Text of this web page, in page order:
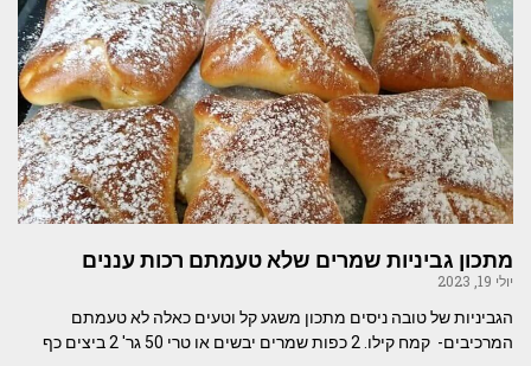
מתכון גביניות שמרים שלא טעמתם רכות עננים
יולי 19, 2023
הגביניות של טובה ניסים מתכון משגע קל וטעים כאלה לא טעמתם
המרכיבים- קמח קילו. 2 כפות שמרים יבשים או טרי 50 גר' 2 ביצים כף